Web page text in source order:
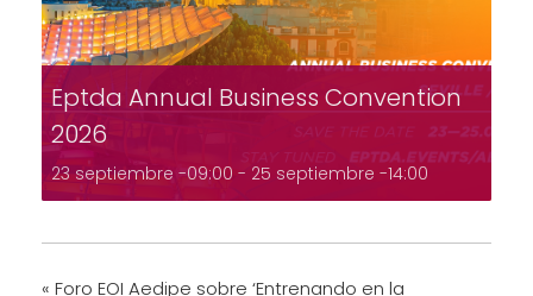
Eptda Annual Business Convention
2026
23 septiembre -09:00 - 25 septiembre -14:00
« Foro EOI Aedipe sobre ‘Entrenando en la